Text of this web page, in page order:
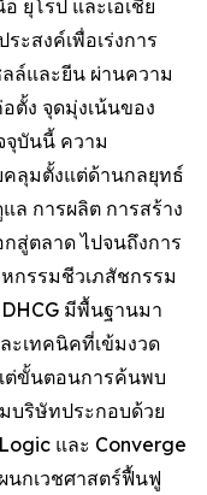
ยุโรป และเอเชีย
ะสงค์เพื่อเร่งการ
ล์และยีน ผ่านความ
ตั้ง จุดมุ่งเน้นของ
จุบันนี้ ความ
ลุมตั้งแต่ด้านกลยุทธ์
ล การผลิต การสร้าง
สู่ตลาด ไปจนถึงการ
กรรมชีวเภสัชกรรม
มีพื้นฐานมา
ะเทคนิคที่เข้มงวด
ต่ขั้นตอนการค้นพบ
บริษัทประกอบด้วย
และ Converge
นกเวชศาสตร์ฟื้นฟู